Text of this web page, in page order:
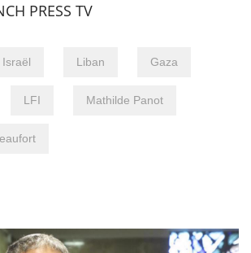
PRESS TV
Israël Liban Gaza
LFI Mathilde Panot